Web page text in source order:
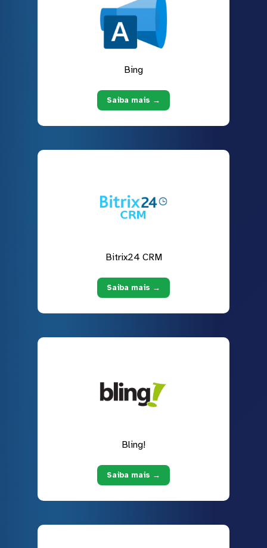
Bing
Saiba mais →
Bitrix24 CRM
Saiba mais →
Bling!
Saiba mais →